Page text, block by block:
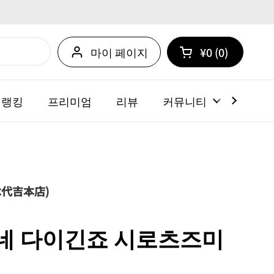
마이 페이지 카트 열기
쇼핑 카트 총계:
¥0 0
카트 내에 제품
킹 프리미엄 리뷰 커뮤니티
吉本店)
다이긴죠 시로츠즈미